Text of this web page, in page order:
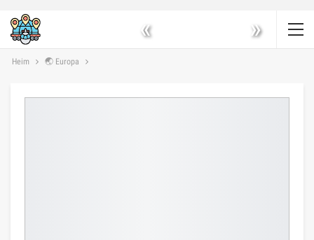
« »
Heim 🌏 Europa